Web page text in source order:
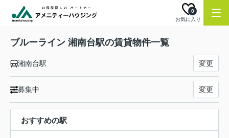
お気に入り
0
ブルーライン 湘南台駅の賃貸物件一覧
湘南台駅 変更
募集中 変更
おすすめの駅